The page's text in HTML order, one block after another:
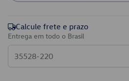
Calcule frete e prazo
Entrega em todo o Brasil